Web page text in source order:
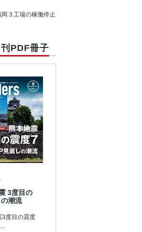
岡３工場の稼働停止
PDF冊子
3度目の
潮流
3度目の震度
…